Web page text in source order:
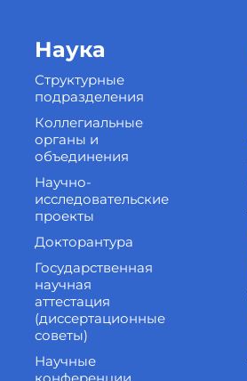
Наука
Структурные
подразделения
Коллегиальные
органы и
объединения
Научно-
исследовательские
проекты
Докторантура
Государственная
научная
аттестация
(диссертационные
советы)
Научные